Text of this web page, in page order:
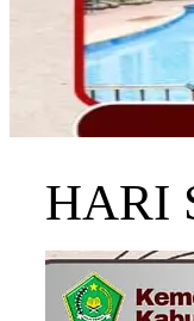
HARI